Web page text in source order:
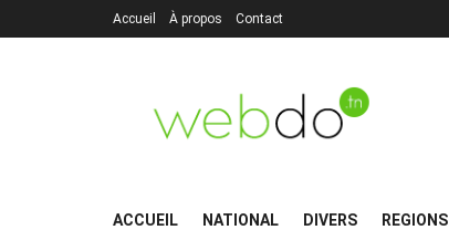
Accueil À propos Contact
ACCUEIL NATIONAL DIVERS REGIONS